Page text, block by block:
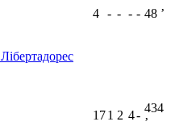
4 - - - - 48 ʼ
171 2 4-
434
ʼ